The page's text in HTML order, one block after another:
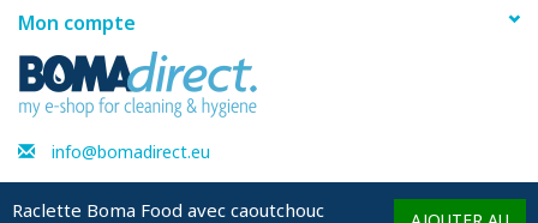
Raclette Boma Food avec caoutchouc
Mon compte
info@bomadirect.eu